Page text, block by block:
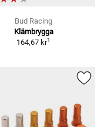
Bud Racing
Klämbrygga
164,67 kr1